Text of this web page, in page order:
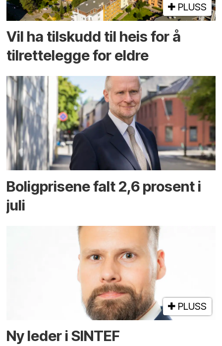
PLUSS
Vil ha tilskudd til heis for å
tilrettelegge for eldre
Boligprisene falt 2,6 prosent i
juli
PLUSS
Ny leder i SINTEF